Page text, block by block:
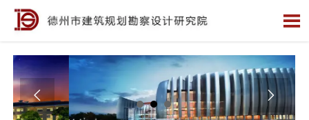

 